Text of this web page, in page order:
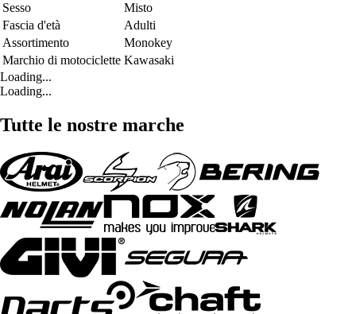
Sesso
Misto
Fascia d'età
Adulti
Assortimento
Monokey
Marchio di motociclette Kawasaki
Loading...
Loading...
Tutte le nostre marche